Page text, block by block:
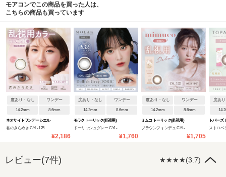
モアコンでこの商品を買った人は、
こちらの商品も買っています
度あり・なし ワンデー
14.2mm 8.6mm
ネオサイトワンデー シエル
UV トーリック(乱視用)
君のきらめき CYL-1.25
¥2,186
度あり・なし ワンデー
14.2mm 8.6mm
モラク トーリック(乱視用)
ドーリッシュグレー CYL-
¥1,760
度あり・なし ワンデー
14.2mm 8.6mm
ミムコ トーリック(乱視用)
ブラウンフォンデュ CYL-
¥1,705
度あ
トパーズ
ストロベ
レビュー(7件) ★★★★(3.7)